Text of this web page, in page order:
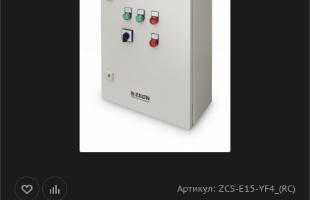
Артикул: ZCS-E15-YF4_(RC)